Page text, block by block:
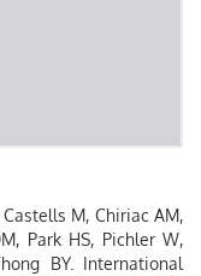
Castells M, Chiriac AM,
Park HS, Pichler W,
BY. International